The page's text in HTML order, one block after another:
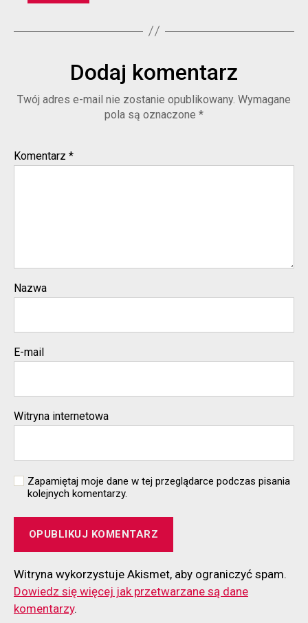
Dodaj komentarz
Twój adres e-mail nie zostanie opublikowany. Wymagane
pola są oznaczone *
Komentarz *
Nazwa
E-mail
Witryna internetowa
Zapamiętaj moje dane w tej przeglądarce podczas pisania
kolejnych komentarzy.
Witryna wykorzystuje Akismet, aby ograniczyć spam.
Dowiedz się więcej jak przetwarzane są dane
komentarzy.